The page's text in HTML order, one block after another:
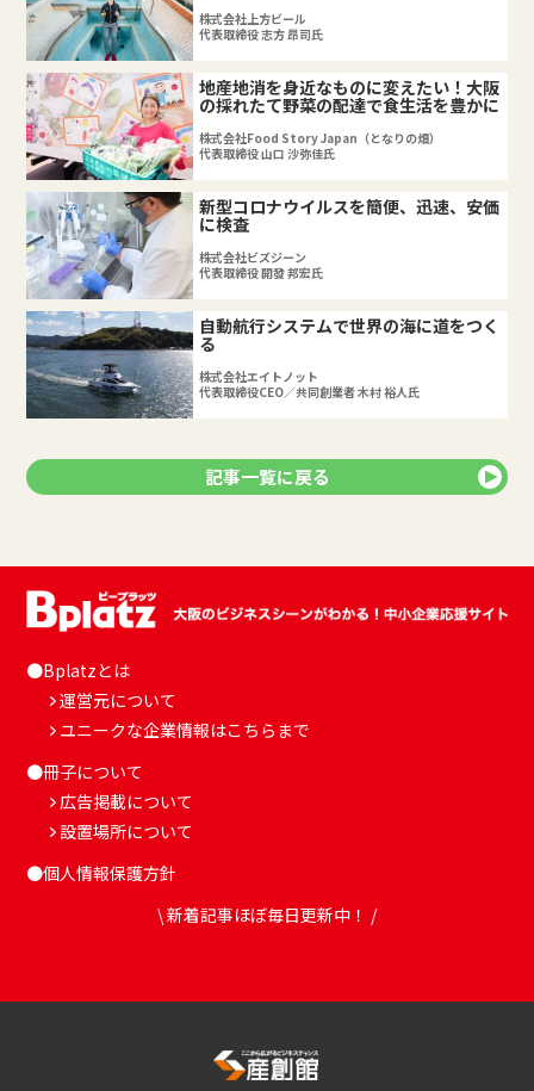
株式会社上方ビール
代表取締役 志方 昂司氏
地産地消を身近なものに変えたい！大阪
の採れたて野菜の配達で食生活を豊かに
株式会社Food Story Japan（となりの畑）
代表取締役 山口 沙弥佳氏
新型コロナウイルスを簡便、迅速、安価
に検査
株式会社ビズジーン
代表取締役 開發 邦宏氏
自動航行システムで世界の海に道をつく
る
株式会社エイトノット
代表取締役CEO／共同創業者 木村 裕人氏
記事一覧に戻る
●Bplatzとは
運営元について
ユニークな企業情報はこちらまで
●冊子について
広告掲載について
設置場所について
●個人情報保護方針
\ 新着記事ほぼ毎日更新中！ /